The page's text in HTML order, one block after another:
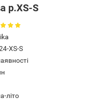
р.XS-S
XS-S
літо